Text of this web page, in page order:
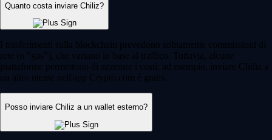
Quanto costa inviare Chiliz?
I trasferimenti sulla blockchain prevedono solitamente commissioni di
rete (o "gas"), che variano in base al traffico. Tuttavia, alcune
piattaforme permettono di azzerare i costi: ad esempio, inviare Chiliz a
un altro utente nell'app Crypto.com è gratis.
Posso inviare Chiliz a un wallet esterno?